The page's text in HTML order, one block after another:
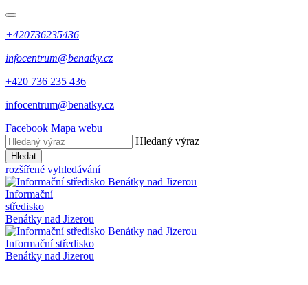
+420736235436
infocentrum@benatky.cz
+420 736 235 436
infocentrum@benatky.cz
Facebook Mapa webu
Hledaný výraz
Hledat
rozšířené vyhledávání
Informační
středisko
Benátky nad Jizerou
Informační středisko
Benátky nad Jizerou